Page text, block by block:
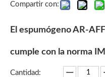
Compartir con:
El espumógeno AR-
cumple con la norma
Cantidad: